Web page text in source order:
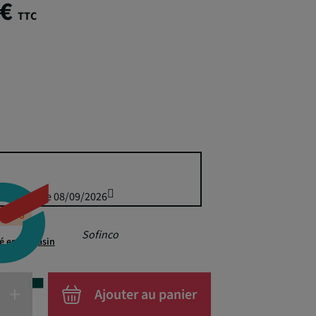
TTC
Sofinco
89,95 € le 08/09/2026
en magasin
Ajouter au panier